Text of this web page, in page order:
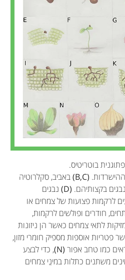
(B,C)
באביב, סקלרוטיה
בקצותיהם. (D)
נבגים
לרקמות פצועות של צמחים או
חודרים ופולשים לרקמות,
לתאי צמחים כאשר הן ניזונות
פטריות אוספות מספיק חומרי מזון,
כמו טחב אפור (N)
, כדי לבצע
משתנים כתלות במינֵי צמחים